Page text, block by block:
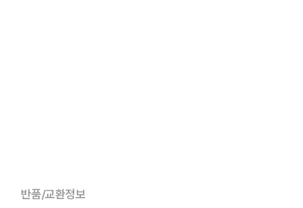
반품/교환정보